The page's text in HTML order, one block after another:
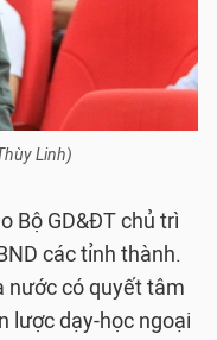
Linh)
Bộ GD&ĐT chủ trì
các tỉnh thành.
nước có quyết tâm
lược dạy-học ngoại